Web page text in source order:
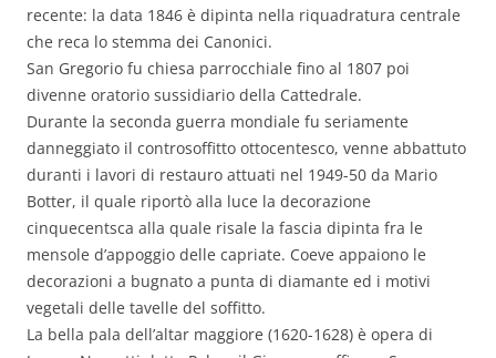
recente: la data 1846 è dipinta nella riquadratura centrale
che reca lo stemma dei Canonici.
San Gregorio fu chiesa parrocchiale fino al 1807 poi
divenne oratorio sussidiario della Cattedrale.
Durante la seconda guerra mondiale fu seriamente
danneggiato il controsoffitto ottocentesco, venne abbattuto
duranti i lavori di restauro attuati nel 1949-50 da Mario
Botter, il quale riportò alla luce la decorazione
cinquecentsca alla quale risale la fascia dipinta fra le
mensole d’appoggio delle capriate. Coeve appaiono le
decorazioni a bugnato a punta di diamante ed i motivi
vegetali delle tavelle del soffitto.
La bella pala dell’altar maggiore (1620-1628) è opera di